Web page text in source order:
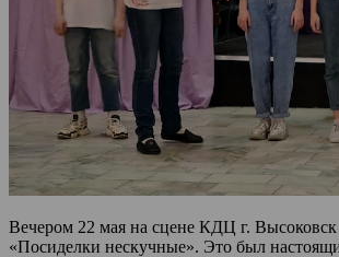
Вечером 22 мая на сцене КДЦ г. Высоковск
«Посиделки нескучные». Это был